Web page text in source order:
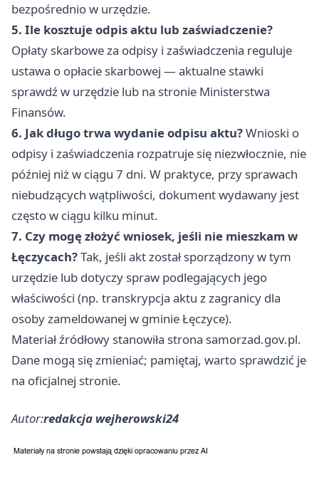
bezpośrednio w urzędzie.
5. Ile kosztuje odpis aktu lub zaświadczenie?
Opłaty skarbowe za odpisy i zaświadczenia reguluje
ustawa o opłacie skarbowej — aktualne stawki
sprawdź w urzędzie lub na stronie Ministerstwa
Finansów.
6. Jak długo trwa wydanie odpisu aktu?Wnioski o
odpisy i zaświadczenia rozpatruje się niezwłocznie, nie
później niż w ciągu 7 dni. W praktyce, przy sprawach
niebudzących wątpliwości, dokument wydawany jest
często w ciągu kilku minut.
7. Czy mogę złożyć wniosek, jeśli nie mieszkam w
Łęczycach?Tak, jeśli akt został sporządzony w tym
urzędzie lub dotyczy spraw podlegających jego
właściwości (np. transkrypcja aktu z zagranicy dla
osoby zameldowanej w gminie Łęczyce).
Materiał źródłowy stanowiła strona samorzad.gov.pl.
Dane mogą się zmieniać; pamiętaj, warto sprawdzić je
na oficjalnej stronie.
Autor:redakcja wejherowski24